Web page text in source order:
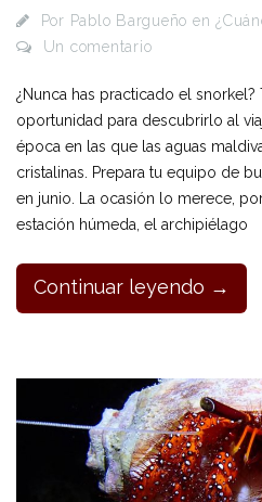
Por Pablo Bargueño en
Un comentario
¿Nunca has practicado el snorkel?
oportunidad para descubrirlo al
época en las que las aguas
cristalinas. Prepara tu equipo de
en junio. La ocasión lo merece,
estación húmeda, el archipiélago
Continuar leyendo →